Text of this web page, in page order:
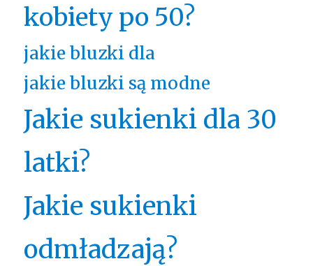
kobiety po 50?
jakie bluzki dla
jakie bluzki są modne
Jakie sukienki dla 30
latki?
Jakie sukienki
odmładzają?